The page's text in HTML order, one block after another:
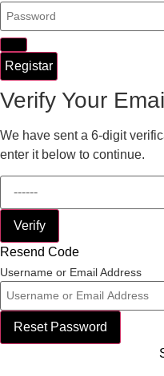
Registar
Verify Your
We have sent a 6-digit
enter it below to continue.
Verify
Resend Code
Username or Email Address
Reset Password